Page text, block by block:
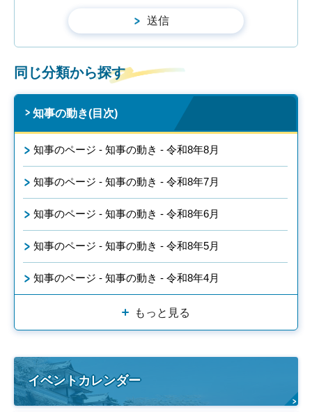
同じ分類から探す
知事の動き(目次)
知事のページ - 知事の動き - 令和8年8月
知事のページ - 知事の動き - 令和8年7月
知事のページ - 知事の動き - 令和8年6月
知事のページ - 知事の動き - 令和8年5月
知事のページ - 知事の動き - 令和8年4月
もっと見る
イベントカレンダー